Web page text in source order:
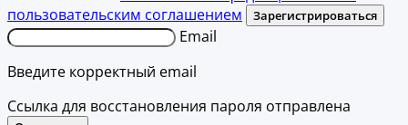
пользовательским соглашением
Зарегистрироваться
Email
Введите корректный email
Ссылка для восстановления пароля отправлена